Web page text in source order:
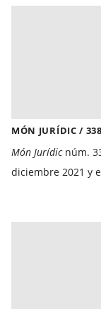
MÓN JURÍDIC /
Món Jurídicnúm.
diciembre 2021 y